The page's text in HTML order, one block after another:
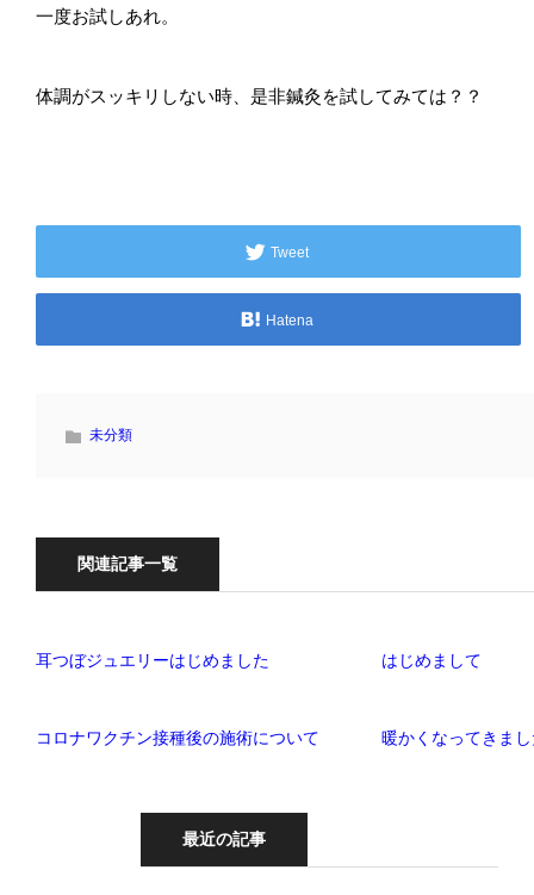
一度お試しあれ。
体調がスッキリしない時、是非鍼灸を試してみては？？
Tweet
Hatena
未分類
関連記事一覧
耳つぼジュエリーはじめました はじめまして
コロナワクチン接種後の施術について 暖かくなってきま
最近の記事